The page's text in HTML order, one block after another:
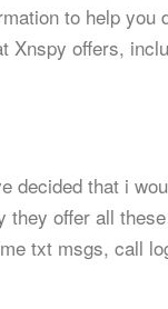
to help
Xnspy offers,
that i
offer all
txt msgs, call